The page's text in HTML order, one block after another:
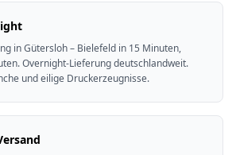
in Gütersloh – Bielefeld in 15 Minuten,
Overnight-Lieferung deutschlandweit.
und eilige Druckerzeugnisse.